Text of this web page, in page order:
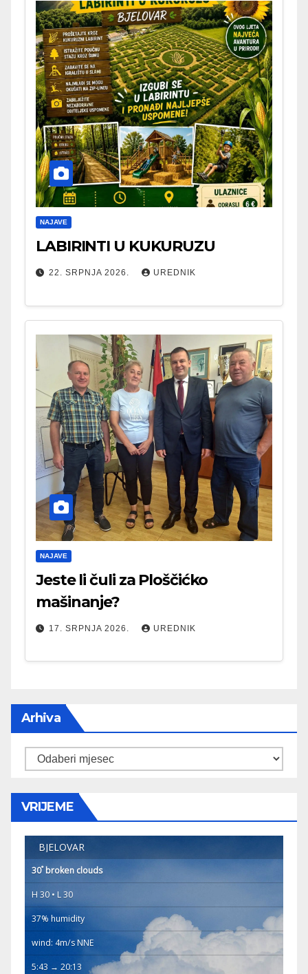
NAJAVE
LABIRINTI U KUKURUZU
22. SRPNJA 2026. UREDNIK
NAJAVE
Jeste li čuli za Ploščićko
mašinanje?
17. SRPNJA 2026. UREDNIK
Arhiva
Arhiva
VRIJEME
BJELOVAR
30°broken clouds
H 30 • L 30
37% humidity
wind: 4m/s NNE
5:43 → 20:13